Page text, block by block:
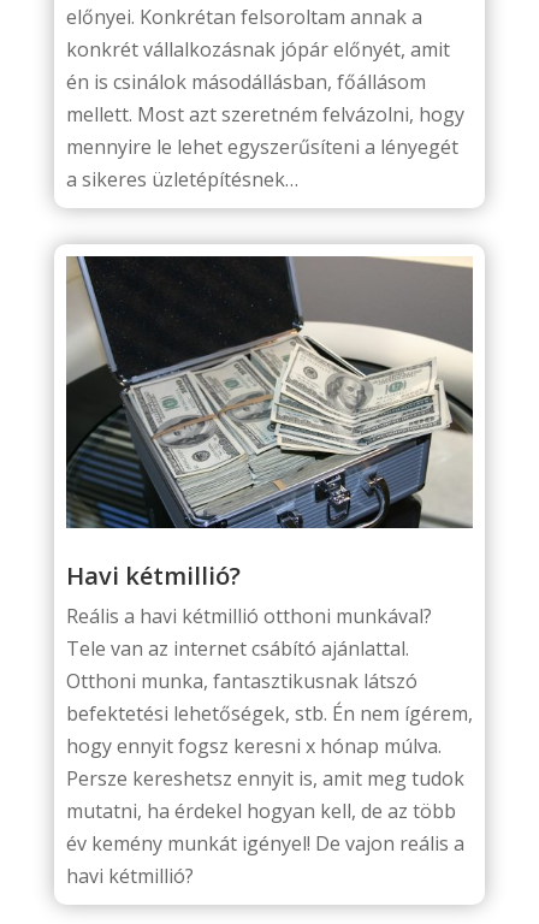
előnyei. Konkrétan felsoroltam annak a
konkrét vállalkozásnak jópár előnyét, amit
én is csinálok másodállásban, főállásom
mellett. Most azt szeretném felvázolni, hogy
mennyire le lehet egyszerűsíteni a lényegét
a sikeres üzletépítésnek…
Havi kétmillió?
Reális a havi kétmillió otthoni munkával?
Tele van az internet csábító ajánlattal.
Otthoni munka, fantasztikusnak látszó
befektetési lehetőségek, stb. Én nem ígérem,
hogy ennyit fogsz keresni x hónap múlva.
Persze kereshetsz ennyit is, amit meg tudok
mutatni, ha érdekel hogyan kell, de az több
év kemény munkát igényel! De vajon reális a
havi kétmillió?